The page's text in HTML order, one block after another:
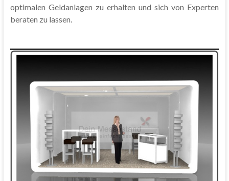
optimalen Geldanlagen zu erhalten und sich von Experten
beraten zu lassen.